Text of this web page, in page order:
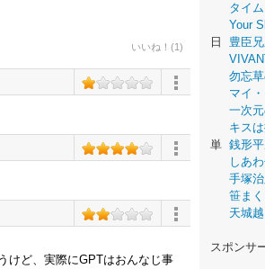
いいね！(1)
けど、実際にGPTはおんなじ事
タイ
Your
日
豊臣
勿忘
マイ
一次
キス
単 銭形
しあ
手塚
笹ま
天城
スポンサ